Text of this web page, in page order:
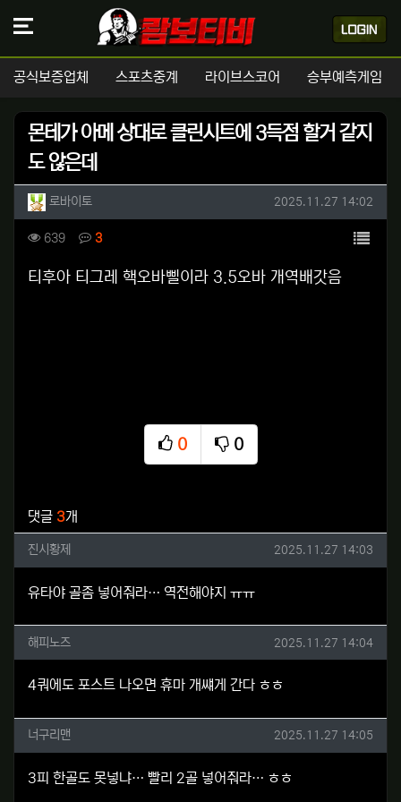
공식보증업체 스포츠중계 라이브스코어 승부예측게임
몬테가 아메 상대로 클린시트에 3득점 할거 같지
도 않은데
작성자 정보
로바이토 작성일
2025.11.27 14:02
컨텐츠 정보
639조회 3댓글 목록
본문
티후아 티그레 핵오바삘이라 3.5오바 개역배갓음
0
추천
0
비추천
댓글 3개
진시황제님의 댓글
진시황제 작성일
2025.11.27 14:03
유타야 골좀 넣어줘라… 역전해야지 ㅠㅠ
해피노즈님의 댓글
해피노즈 작성일
2025.11.27 14:04
4쿼에도 포스트 나오면 휴마 개썌게 간다 ㅎㅎ
너구리맨님의 댓글
너구리맨 작성일
2025.11.27 14:05
3피 한골도 못넣냐… 빨리 2골 넣어줘라… ㅎㅎ